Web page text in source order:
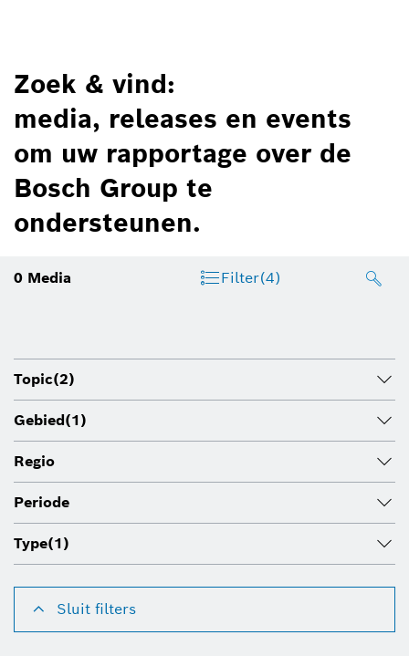
Zoek & vind:
media, releases en events
om uw rapportage over de
Bosch Group te
ondersteunen.
0 Media Filter(4)
Topic(2)
Gebied(1)
Regio
Periode
Type(1)
Sluit filters